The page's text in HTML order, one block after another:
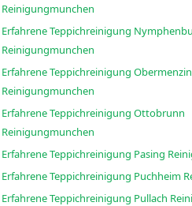
Reinigungmunchen
Erfahrene Teppichreinigung
Reinigungmunchen
Erfahrene Teppichreinigung
Reinigungmunchen
Erfahrene Teppichreinigung Ottobrunn
Reinigungmunchen
Erfahrene
Erfahrene